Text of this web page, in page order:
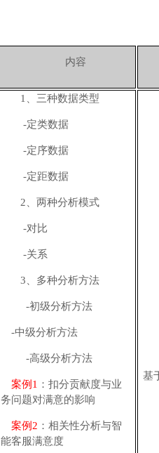
内容
1 、三种数据类型
-定类数据
-定序数据
-定距数据
2 、两种分析模式
-对比
-关系
3、多种分析方法
-初级分析方法
-中级分析方法
-高级分析方法
案例 1 ： 扣分贡献度与业
务问题对满意的影响
案例 2 ： 相关性分析与智
能客服满意度
基